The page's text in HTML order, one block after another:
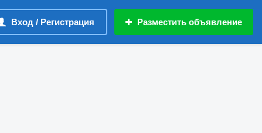
Вход / Регистрация Разместить объявление